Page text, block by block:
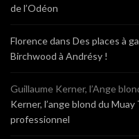
de l’Odéon
Florencedans Des places à
Birchwood à Andrésy !
Guillaume Kerner, l’Ange
Kerner, l’ange blond du
professionnel